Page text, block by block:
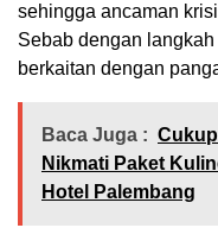
sehingga ancaman
Sebab dengan
berkaitan dengan
Baca Juga :
Nikmati Paket
Hotel Palembang